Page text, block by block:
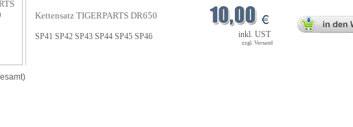
Kettensatz TIGERPARTS DR650
SP41 SP42 SP43 SP44 SP45 SP46 inkl. UST
zzgl. Versand